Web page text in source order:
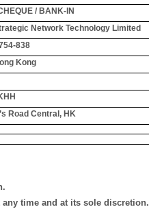
/ BANK-IN
Network Technology Limited
838
Kong
Road Central, HK
time and at its sole discretion.